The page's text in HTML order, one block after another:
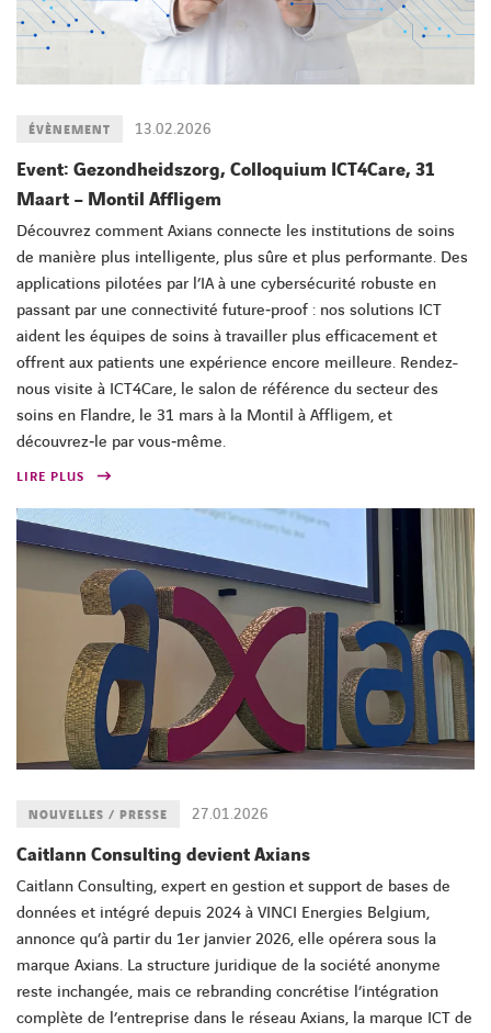
13.02.2026
ÉVÈNEMENT
Event: Gezondheidszorg, Colloquium ICT4Care, 31
Maart – Montil Affligem
Découvrez comment Axians connecte les institutions de soins
de manière plus intelligente, plus sûre et plus performante. Des
applications pilotées par l’IA à une cybersécurité robuste en
passant par une connectivité future‑proof : nos solutions ICT
aident les équipes de soins à travailler plus efficacement et
offrent aux patients une expérience encore meilleure. Rendez-
nous visite à ICT4Care, le salon de référence du secteur des
soins en Flandre, le 31 mars à la Montil à Affligem, et
découvrez‑le par vous‑même.
LIRE PLUS
27.01.2026
NOUVELLES / PRESSE
Caitlann Consulting devient Axians
Caitlann Consulting, expert en gestion et support de bases de
données et intégré depuis 2024 à VINCI Energies Belgium,
annonce qu’à partir du 1er janvier 2026, elle opérera sous la
marque Axians. La structure juridique de la société anonyme
reste inchangée, mais ce rebranding concrétise l’intégration
complète de l’entreprise dans le réseau Axians, la marque ICT de